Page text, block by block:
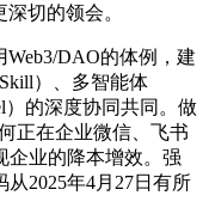
切的领会。
DAO的体例，建
）、多智能体
）的深度协同共同。做
正在企业微信、飞书
企业的降本增效。强
2025年4月27日有所